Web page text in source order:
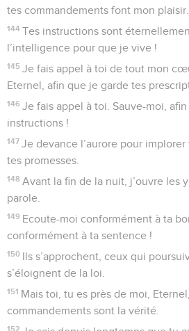
tes commandements font mon plaisir.
144 Tes instructions sont
l’intelligence pour que je vive !
145 Je fais appel à toi de tout mon
Eternel, afin que je garde tes
146 Je fais appel à toi. Sauve-moi,
instructions !
147 Je devance l’aurore pour implorer
tes promesses.
148 Avant la fin de la nuit, j’ouvre les
parole.
149 Ecoute-moi conformément à ta
conformément à ta sentence !
150 Ils s’approchent, ceux qui
s’éloignent de la loi.
151 Mais toi, tu es près de moi,
commandements sont la vérité.
152